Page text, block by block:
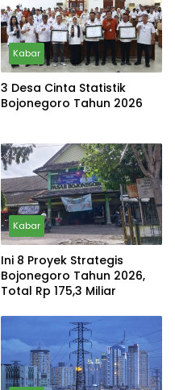
Kabar
3 Desa Cinta Statistik
Bojonegoro Tahun 2026
Kabar
Ini 8 Proyek Strategis
Bojonegoro Tahun 2026,
Total Rp 175,3 Miliar